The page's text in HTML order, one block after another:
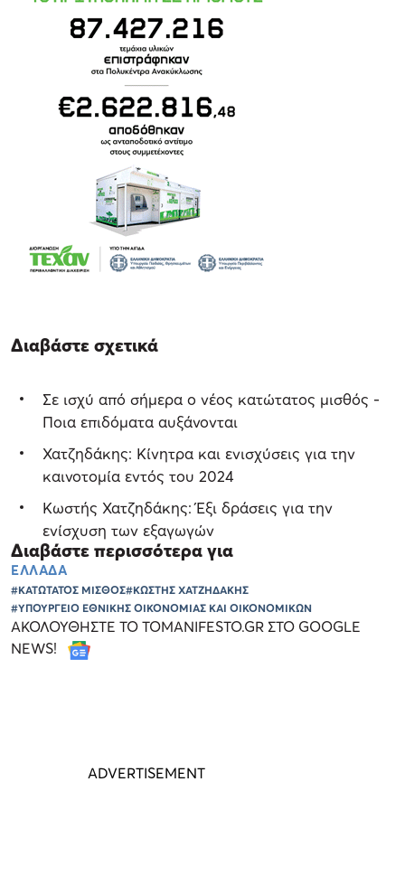
Διαβάστε σχετικά
Σε ισχύ από σήμερα ο νέος κατώτατος μισθός -
Ποια επιδόματα αυξάνονται
Χατζηδάκης: Κίνητρα και ενισχύσεις για την
καινοτομία εντός του 2024
Κωστής Χατζηδάκης: Έξι δράσεις για την
ενίσχυση των εξαγωγών
Διαβάστε περισσότερα για
ΕΛΛΑΔΑ
#ΚΑΤΩΤΑΤΟΣ ΜΙΣΘΟΣ#ΚΩΣΤΗΣ ΧΑΤΖΗΔΑΚΗΣ
#ΥΠΟΥΡΓΕΙΟ ΕΘΝΙΚΗΣ ΟΙΚΟΝΟΜΙΑΣ ΚΑΙ ΟΙΚΟΝΟΜΙΚΩΝ
ΑΚΟΛΟΥΘΗΣΤΕ ΤΟ TOMANIFESTO.GR ΣΤΟ GOOGLE
NEWS!